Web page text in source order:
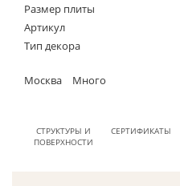
Размер плиты
Артикул
Тип декора
Москва Много
СТРУКТУРЫ И
ПОВЕРХНОСТИ
СЕРТИФИКАТЫ